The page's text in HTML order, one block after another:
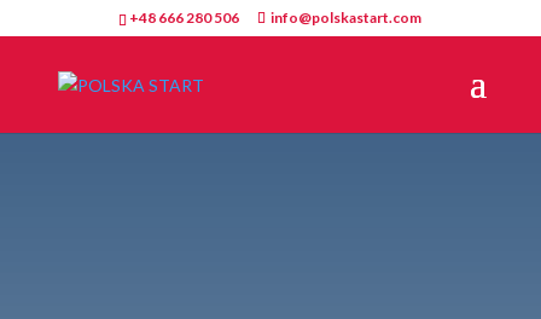
+48 666 280 506 info@polskastart.com